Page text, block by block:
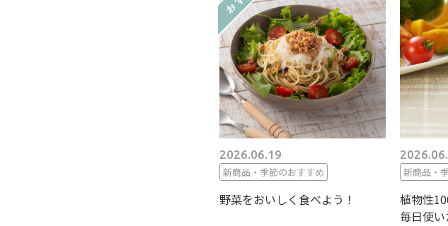
2026.06.19
新商品・季節のおすすめ
野菜をおいしく食べよう！
新商品・
植物性
毎日使